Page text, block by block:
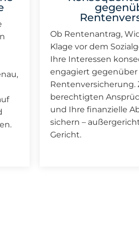
Ob Rentenantrag,
Klage vor dem
Ihre Interessen
engagiert
Rentenversicherung.
berechtigten
und Ihre finanzielle
sichern –
Gericht.